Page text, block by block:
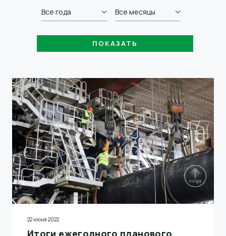
Все года Все месяцы
22 июня 2022
Итоги ежегодного планового